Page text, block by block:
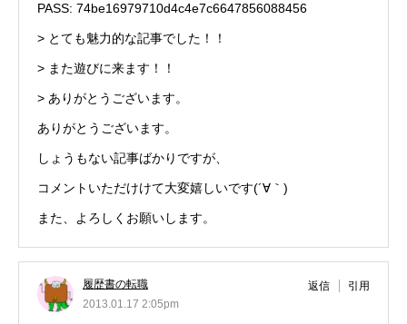
PASS: 74be16979710d4c4e7c6647856088456
> とても魅力的な記事でした！！
> また遊びに来ます！！
> ありがとうございます。
ありがとうございます。
しょうもない記事ばかりですが、
コメントいただけけて大変嬉しいです(´∀｀)
また、よろしくお願いします。
履歴書の転職
2013.01.17 2:05pm
返信 引用